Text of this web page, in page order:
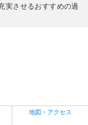
実させるおすすめの過
地図・アクセス